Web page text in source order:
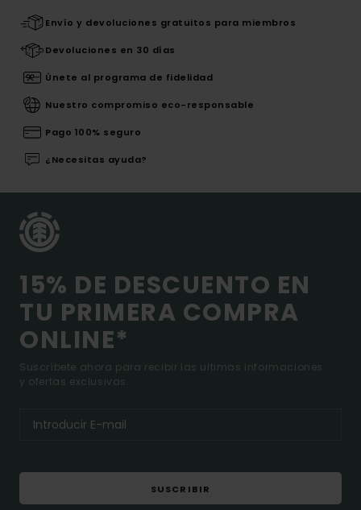
Envío y devoluciones gratuitos para miembros
Devoluciones en 30 días
Únete al programa de fidelidad
Nuestro compromiso eco-responsable
Pago 100% seguro
¿Necesitas ayuda?
15% DE DESCUENTO EN
TU PRIMERA COMPRA
ONLINE*
Suscríbete ahora para recibir las ultimas informaciones
y ofertas exclusivas.
SUSCRIBIR